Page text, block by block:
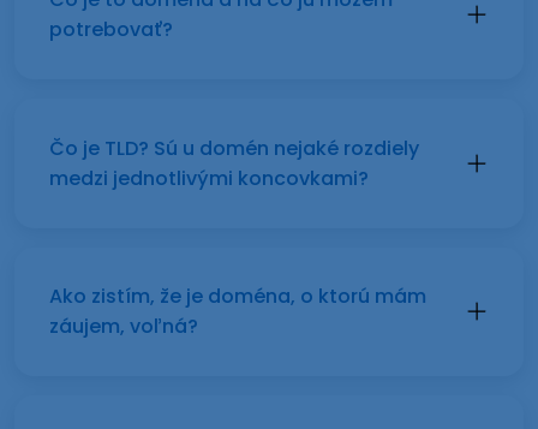
potrebovať?
Čo je TLD? Sú u domén nejaké rozdiely
medzi jednotlivými koncovkami?
Ako zistím, že je doména, o ktorú mám
záujem, voľná?